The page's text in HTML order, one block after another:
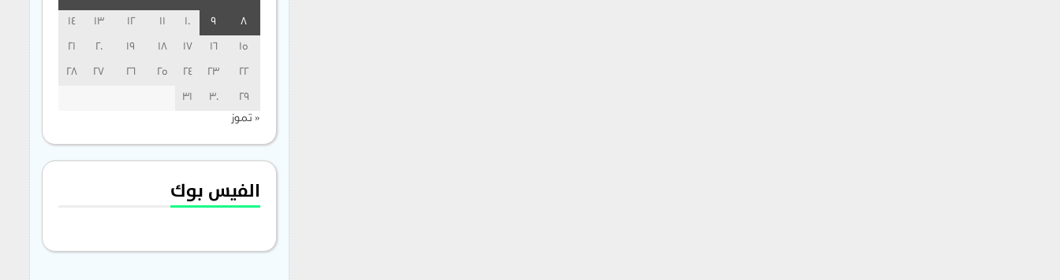
8
9
10
11
12
13
14
15
16
17
18
19
20
21
22
23
24
25
26
27
28
29
30
31
« تموز
الفيس بوك